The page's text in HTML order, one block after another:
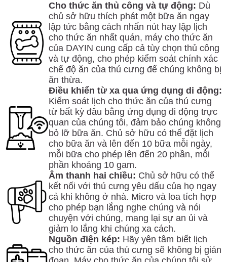
Cho thức ăn thủ công và tự động: Dù
chủ sở hữu thích phát một bữa ăn ngay
lập tức bằng cách nhấn nút hay lập lịch
cho thức ăn nhất quán, máy cho thức ăn
của DAYIN cung cấp cả tùy chọn thủ công
và tự động, cho phép kiểm soát chính xác
chế độ ăn của thú cưng để chúng không bị
ăn thừa.
Điều khiển từ xa qua ứng dụng di động:
Kiểm soát lịch cho thức ăn của thú cưng
từ bất kỳ đâu bằng ứng dụng di động trực
quan của chúng tôi, đảm bảo chúng không
bỏ lỡ bữa ăn. Chủ sở hữu có thể đặt lịch
cho bữa ăn và lên đến 10 bữa mỗi ngày,
mỗi bữa cho phép lên đến 20 phần, mỗi
phần khoảng 10 gam.
Âm thanh hai chiều: Chủ sở hữu có thể
kết nối với thú cưng yêu dấu của họ ngay
cả khi không ở nhà. Micro và loa tích hợp
cho phép bạn lắng nghe chúng và nói
chuyện với chúng, mang lại sự an ủi và
giảm lo lắng khi chúng xa cách.
Nguồn điện kép: Hãy yên tâm biết lịch
cho thức ăn của thú cưng sẽ không bị gián